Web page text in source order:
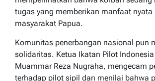
tugas yang memberikan manfaat nyata
masyarakat Papua.
Komunitas penerbangan nasional pun
solidaritas. Ketua Ikatan Pilot Indonesia
Muammar Reza Nugraha, mengecam
terhadap pilot sipil dan menilai bahwa